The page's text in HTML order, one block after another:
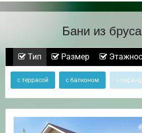
Бани из
Тип Размер
с террасой с балконом с